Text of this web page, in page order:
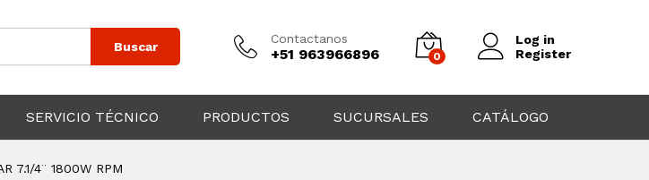
Buscar
Contactanos
+51 963966896 0
Log in
Register
SERVICIO TÉCNICO PRODUCTOS SUCURSALES CATÁLOGO
7.1/4¨ 1800W RPM